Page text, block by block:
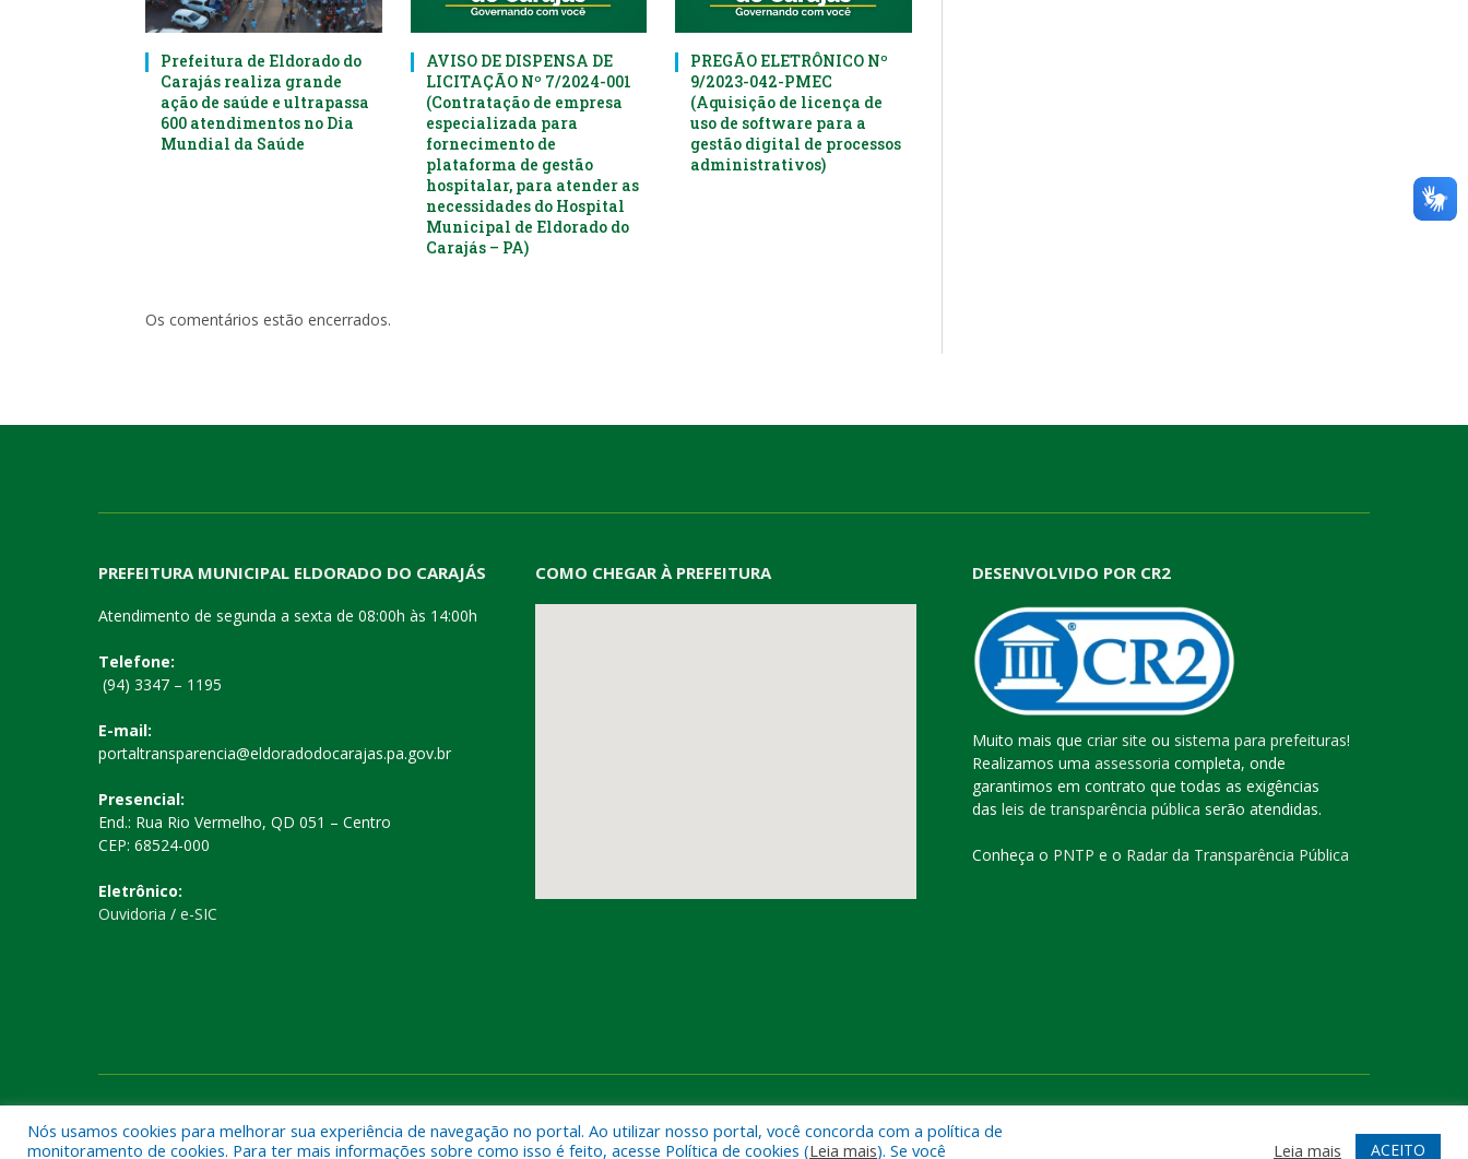
Prefeitura de Eldorado do
Carajás realiza grande
ação de saúde e ultrapassa
600 atendimentos no Dia
Mundial da Saúde
AVISO DE DISPENSA DE
LICITAÇÃO Nº 7/2024-001
(Contratação de empresa
especializada para
fornecimento de
plataforma de gestão
hospitalar, para atender as
necessidades do Hospital
Municipal de Eldorado do
Carajás – PA)
PREGÃO ELETRÔNICO Nº
9/2023-042-PMEC
(Aquisição de licença de
uso de software para a
gestão digital de processos
administrativos)
Os comentários estão encerrados.
PREFEITURA MUNICIPAL ELDORADO DO CARAJÁS
Atendimento de segunda a sexta de 08:00h às 14:00h
Telefone:
(94) 3347 – 1195
E-mail:
portaltransparencia@eldoradodocarajas.pa.gov.br
Presencial:
End.: Rua Rio Vermelho, QD 051 – Centro
CEP: 68524-000
Eletrônico:
Ouvidoria / e-SIC
COMO CHEGAR À PREFEITURA DESENVOLVIDO POR CR2
Muito mais que criar site ou sistema para prefeituras!
Realizamos uma assessoria completa, onde
garantimos em contrato que todas as exigências
das leis de transparência pública serão atendidas.
Conheça o PNTP e o Radar da Transparência Pública
Nós usamos cookies para melhorar sua experiência de navegação no portal. Ao utilizar nosso portal, você concorda com a política de
monitoramento de cookies. Para ter mais informações sobre como isso é feito, acesse Política de cookies (Leia mais). Se você Leia mais ACEITO